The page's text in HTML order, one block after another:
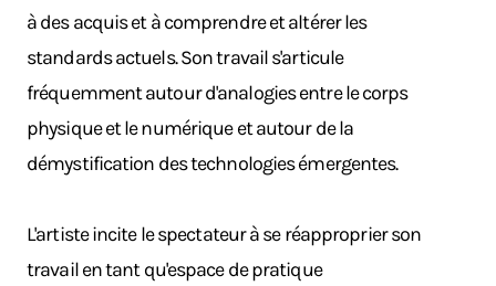
à des acquis et à comprendre et altérer les
standards actuels. Son travail s'articule
fréquemment autour d'analogies entre le corps
physique et le numérique et autour de la
démystification des technologies émergentes.
L'artiste incite le spectateur à se réapproprier son
travail en tant qu'espace de pratique